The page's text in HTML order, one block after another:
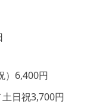
）6,400円
日祝3,700円